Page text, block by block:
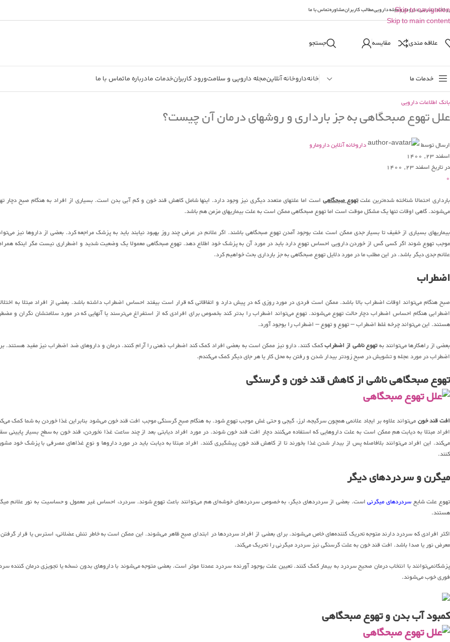
Skip to navigation
Skip to main content
اینترنتی دارومارومجله داروییمطالب کاربرانمشاورهتماس با ما
علاقه مندی مقایسه جستجو
خدمات ما خانهداروخانه آنلاینمجله دارویی و سلامتورود کاربرانخدمات مادرباره ماتماس با ما
بانک اطلاعات دارویی
علل تهوع صبحگاهی به جز بارداری و روشهای درمان آن چیست؟
ارسال توسط
داروخانه آنلاین دارومارو
اسفند 23, 1400
در تاریخ اسفند 23, 1400
0
بارداری احتمالا شناخته شده‌ترین علتتهوع صبحگاهیاست اما علتهای متعدد دیگری نیز وجود دارد. اینها شامل کاهش قند خون و کم آبی بدن است. بسیاری از افراد به هنگام صبح دچار
می‌شوند. گاهی اوقات تنها یک مشکل موقت است اما تهوع صبحگاهی ممکن است به علت بیماریهای مزمن هم باشد.
بیماریهای بسیاری از خفیف تا بسیار جدی ممکن است علت بوجود آمدن تهوع صبحگاهی باشند. اگر علائم در عرض چند روز بهبود نیابند باید به پزشک مراجعه کرد. بعضی از داروها نیز
موجب تهوع شوند اگر کسی گس از خوردن دارویی احساس تهوع دارد باید در مورد آن به پزشک خود اطلاع دهد. تهوع صبحگاهی معمولا یک وضعیت شدید و اضطراری نیست مگر اینکه
علائم جدی دیگر باشد. در این مطلب ما در مورد دلایل تهوع صبحگاهی به جز بارداری بحث خواهیم کرد.
اضطراب
صبح هنگام می‌تواند اوقات اضطراب بالا باشد. ممکن است فردی در مورد روزی که در پیش دارد و اتفاقاتی که قرار است بیفتد احساس اضطراب داشته باشد. بعضی از افراد مبتلا به
اضطرابی هنگام احساس اضطراب دچار حالت تهوع می‌شوند. تهوع می‌تواند اضطراب را بدتر کند بخصوص برای افرادی که از استفراغ می‌ترسند یا آنهایی که در مورد سلامتشان نگران و
هستند. این می‌تواند چرخه غلط اضطراب – تهوع و تهوع – اضطراب را بوجود آورد.
بعضی از راهکارها می‌توانند بهتهوع ناشی از اضطرابکمک کنند. دارو نیز ممکن است به بعضی افراد کمک کند اضطراب ذهنی را آرام کنند. درمان و داروهای ضد اضطراب نیز مفید هستند.
اضطراب در مورد عجله و تشویش در صبح زودتر بیدار شدن و رفتن به محل کار یا هر جای دیگر کمک می‌کندم.
تهوع صبحگاهی ناشی از کاهش قند خون و گرسنگی
افت قند خونمی‌تواند علاوه بر ایجاد علائمی همچون سرگیجه، لرز، گیجی و حتی غش موجب تهوع شود. به هنگام صبح گرسنگی موجب افت قند خون می‌شود بنابراین غذا خوردن به شما کمک
افراد مبتلا به دیابت هم ممکن است به علت داروهایی که استفاده می‌کنند دچار افت قند خون شوند. در مورد افراد دیابتی بعد از چند ساعت غذا نخوردن، قند خون به سطح بسیار پایینی
می‌کند. این افراد می‌توانند بلافاصله پس از بیدار شدن غذا بخورند تا از کاهش قند خون پیشگیری کنند. افراد مبتلا به دیابت باید در مورد داروها و نوع غذاهای مصرفی با پزشک خود
کنند.
میگرن و سردردهای دیگر
تهوع علت شایعسردردهای میگرنیاست. بعضی از سردردهای دیگر، به خصوص سردردهای خوشه‌ای هم می‌توانند باعث تهوع شوند. سردرد، احساس غیر معمول و حساسیت به نور علائم
هستند.
اکثر افرادی که سردرد دارند متوجه تحریک کننده‌های خاص می‌شوند. برای بعضی از افراد سردردها در ابتدای صبح ظاهر می‌شوند. این ممکن است به خاطر تنش عضلانی، استرس یا قرار
معرض نور یا صدا باشد. افت قند خون به علت گرسنگی نیز سردرد میگرنی را تحریک می‌کند.
پزشکانمی‌توانند با انتخاب درمان صحیح سردرد به بیمار کمک کنند. تعیین علت بوجود آورنده سردرد عمدتا موثر است. بعضی متوجه می‌شوند با داروهای بدون نسخه یا تجویزی درمان کننده
فوری خوب می‌شوند.
کمبود آب بدن و تهوع صبحگاهی